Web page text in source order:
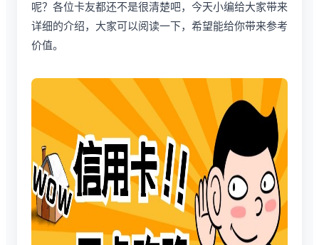
呢？各位卡友都还不是很清楚吧，今天小编给大家带来
详细的介绍，大家可以阅读一下，希望能给你带来参考
价值。